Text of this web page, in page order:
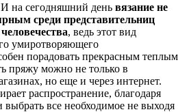
И на сегодняшний день вязание не
среди представительниц
, ведь этот вид
умиротворяющего
порадовать прекрасным теплым
пряжу можно не только в
но еще и через интернет.
распространение, благодаря
выбрать все необходимое не выходя